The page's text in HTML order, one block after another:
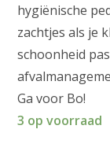
hygiënische
zachtjes als je
schoonheid
Ga voor Bo!
3 op voorraad